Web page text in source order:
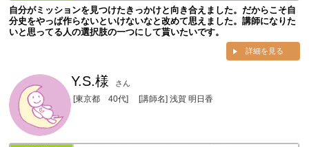
自分がミッションを見つけたきっかけと向き合えました。だからこそ自
分史をやっぱ作らないといけないなと改めて思えました。講師になりた
いと思ってる人の選択肢の一つにして貰いたいです。
詳細を見る
Y.S.様 さん
[東京都 40代] [講師名] 浅賀 明日香